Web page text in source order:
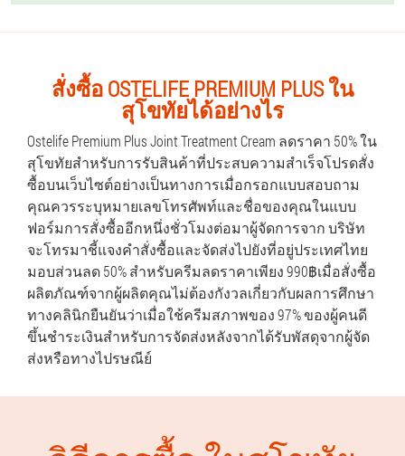
สั่งซื้อ OSTELIFE PREMIUM PLUS ใน
สุโขทัยได้อย่างไร
Ostelife Premium Plus Joint Treatment Cream ลดราคา 50% ใน
สุโขทัยสำหรับการรับสินค้าที่ประสบความสำเร็จโปรดสั่ง
ซื้อบนเว็บไซต์อย่างเป็นทางการเมื่อกรอกแบบสอบถาม
คุณควรระบุหมายเลขโทรศัพท์และชื่อของคุณในแบบ
ฟอร์มการสั่งซื้ออีกหนึ่งชั่วโมงต่อมาผู้จัดการจาก บริษัท
จะโทรมาชี้แจงคำสั่งซื้อและจัดส่งไปยังที่อยู่ประเทศไทย
มอบส่วนลด 50% สำหรับครีมลดราคาเพียง 990฿เมื่อสั่งซื้อ
ผลิตภัณฑ์จากผู้ผลิตคุณไม่ต้องกังวลเกี่ยวกับผลการศึกษา
ทางคลินิกยืนยันว่าเมื่อใช้ครีมสภาพของ 97% ของผู้คนดี
ขึ้นชำระเงินสำหรับการจัดส่งหลังจากได้รับพัสดุจากผู้จัด
ส่งหรือทางไปรษณีย์